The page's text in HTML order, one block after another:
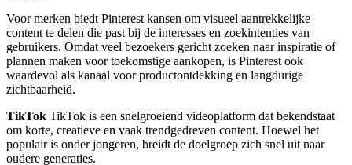
Voor merken biedt Pinterest kansen om visueel aantrekkelijke
content te delen die past bij de interesses en zoekintenties van
gebruikers. Omdat veel bezoekers gericht zoeken naar inspiratie of
plannen maken voor toekomstige aankopen, is Pinterest ook
waardevol als kanaal voor productontdekking en langdurige
zichtbaarheid.
TikTok TikTok is een snelgroeiend videoplatform dat bekendstaat
om korte, creatieve en vaak trendgedreven content. Hoewel het
populair is onder jongeren, breidt de doelgroep zich snel uit naar
oudere generaties.